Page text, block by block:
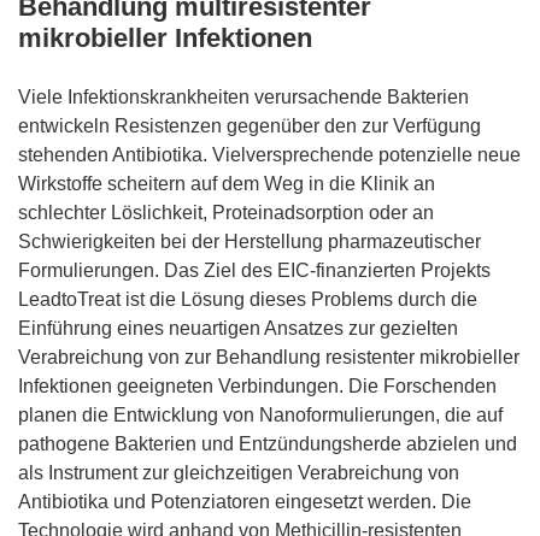
Behandlung multiresistenter
mikrobieller Infektionen
Viele Infektionskrankheiten verursachende Bakterien
entwickeln Resistenzen gegenüber den zur Verfügung
stehenden Antibiotika. Vielversprechende potenzielle neue
Wirkstoffe scheitern auf dem Weg in die Klinik an
schlechter Löslichkeit, Proteinadsorption oder an
Schwierigkeiten bei der Herstellung pharmazeutischer
Formulierungen. Das Ziel des EIC-finanzierten Projekts
LeadtoTreat ist die Lösung dieses Problems durch die
Einführung eines neuartigen Ansatzes zur gezielten
Verabreichung von zur Behandlung resistenter mikrobieller
Infektionen geeigneten Verbindungen. Die Forschenden
planen die Entwicklung von Nanoformulierungen, die auf
pathogene Bakterien und Entzündungsherde abzielen und
als Instrument zur gleichzeitigen Verabreichung von
Antibiotika und Potenziatoren eingesetzt werden. Die
Technologie wird anhand von Methicillin-resistenten